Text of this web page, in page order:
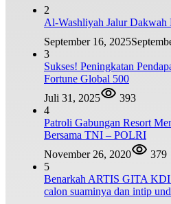
2
Al-Washliyah Jalur Dakwah
September 16, 2025
3
Sukses! Peningkatan
Fortune Global 500
Juli 31, 2025
393
4
Patroli Gabungan Resort
Bersama TNI – POLRI
November 26, 2020
379
5
Benarkah ARTIS GITA
calon suaminya dan intip